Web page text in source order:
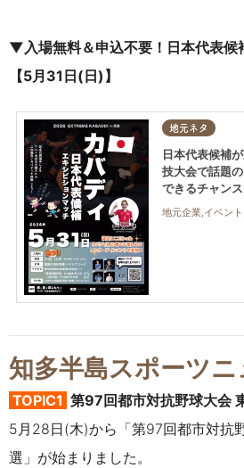
▼入場無料＆申込不要！日本代表候
【5月31日(日)】
地元ネタ
日本代表候補
技大会で話題
できるチャン
る広告
知多半島スポーツニ
TOPIC1 第97回都市対抗野球大会
5月28日(木)から「第97回都市対抗
選」が始まりました。